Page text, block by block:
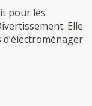
pour les
Elle